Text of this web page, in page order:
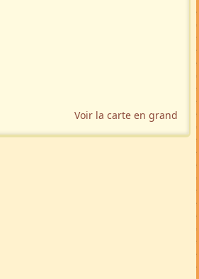
Voir la carte en grand